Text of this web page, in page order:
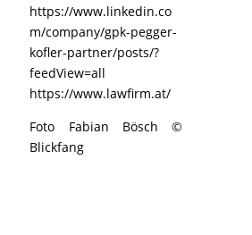
https://www.linkedin.co
m/company/gpk-pegger-
kofler-partner/posts/?
feedView=all
https://www.lawfirm.at/
Foto Fabian Bösch ©
Blickfang